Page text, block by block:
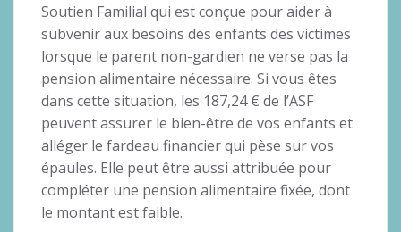
Soutien Familial qui est conçue pour aider à
subvenir aux besoins des enfants des victimes
lorsque le parent non-gardien ne verse pas la
pension alimentaire nécessaire. Si vous êtes
dans cette situation, les 187,24 € de l’ASF
peuvent assurer le bien-être de vos enfants et
alléger le fardeau financier qui pèse sur vos
épaules. Elle peut être aussi attribuée pour
compléter une pension alimentaire fixée, dont
le montant est faible.